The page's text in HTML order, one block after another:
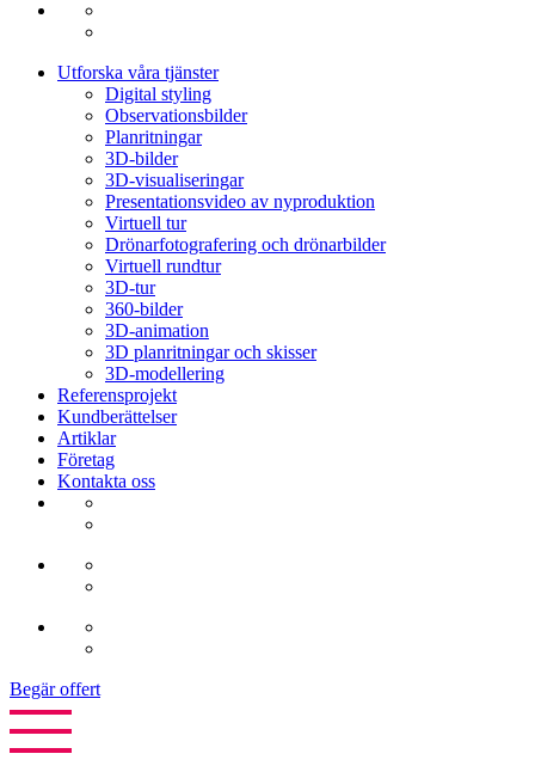
Utforska våra tjänster
Digital styling
Observationsbilder
Planritningar
3D-bilder
3D-visualiseringar
Presentationsvideo av nyproduktion
Virtuell tur
Drönarfotografering och drönarbilder
Virtuell rundtur
3D-tur
360-bilder
3D-animation
3D planritningar och skisser
3D-modellering
Referensprojekt
Kundberättelser
Artiklar
Företag
Kontakta oss
Begär offert